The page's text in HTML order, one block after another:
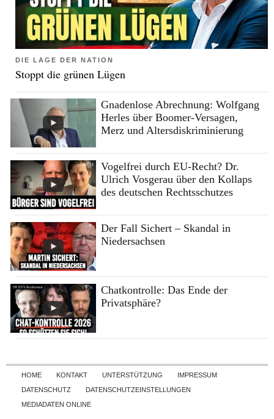
DIE LAGE DER NATION
Stoppt die grünen Lügen
Gnadenlose Abrechnung: Wolfgang
Herles über Boomer-Versagen,
Merz und Altersdiskriminierung
Vogelfrei durch EU-Recht? Dr.
Ulrich Vosgerau über den Kollaps
des deutschen Rechtsschutzes
Der Fall Sichert – Skandal in
Niedersachsen
Chatkontrolle: Das Ende der
Privatsphäre?
Skip to content
HOME KONTAKT UNTERSTÜTZUNG
IMPRESSUM
DATENSCHUTZ
DATENSCHUTZEINSTELLUNGEN
MEDIADATEN ONLINE